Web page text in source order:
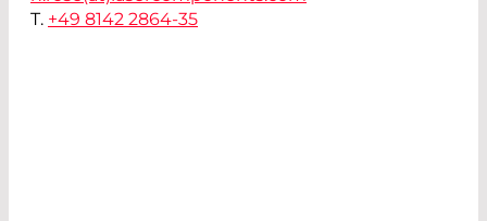
T. +49 8142 2864-35